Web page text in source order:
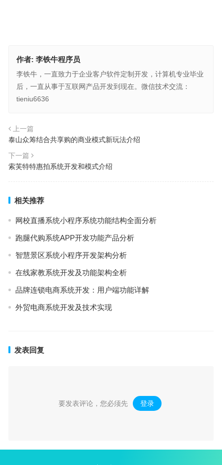
作者: 李铁牛程序员
李铁牛，一直致力于企业客户软件定制开发，计算机专业毕业
后，一直从事于互联网产品开发到现在。微信技术交流：
tieniu6636
上一篇
泰山众筹结合共享购的商业模式新玩法介绍
下一篇
索芙特特惠拍系统开发和模式介绍
相关推荐
网校直播系统小程序系统功能结构全面分析
跑腿代购系统APP开发功能产品分析
智慧景区系统小程序开发架构分析
在线家教系统开发及功能架构全析
品牌连锁电商系统开发：用户端功能详解
外贸电商系统开发及技术实现
发表回复
要发表评论，您必须先 登录 。